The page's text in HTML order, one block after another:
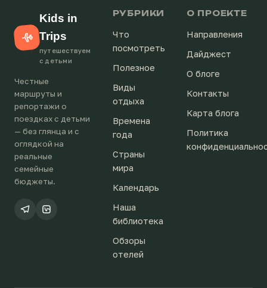
Kids in
Trips
путешествуем
с детьми
Честные
маршруты и
репортажи о
поездках с детьми
— без глянца и с
оглядкой на
реальные
семейные
бюджеты.
РУБРИКИ
Что
посмотреть
Полезное
Виды
отдыха
Времена
года
Страны
мира
Календарь
Наша
библиотека
Обзоры
отелей
О ПРОЕКТЕ
Направления
Дайджест
О блоге
Контакты
Карта блога
Политика